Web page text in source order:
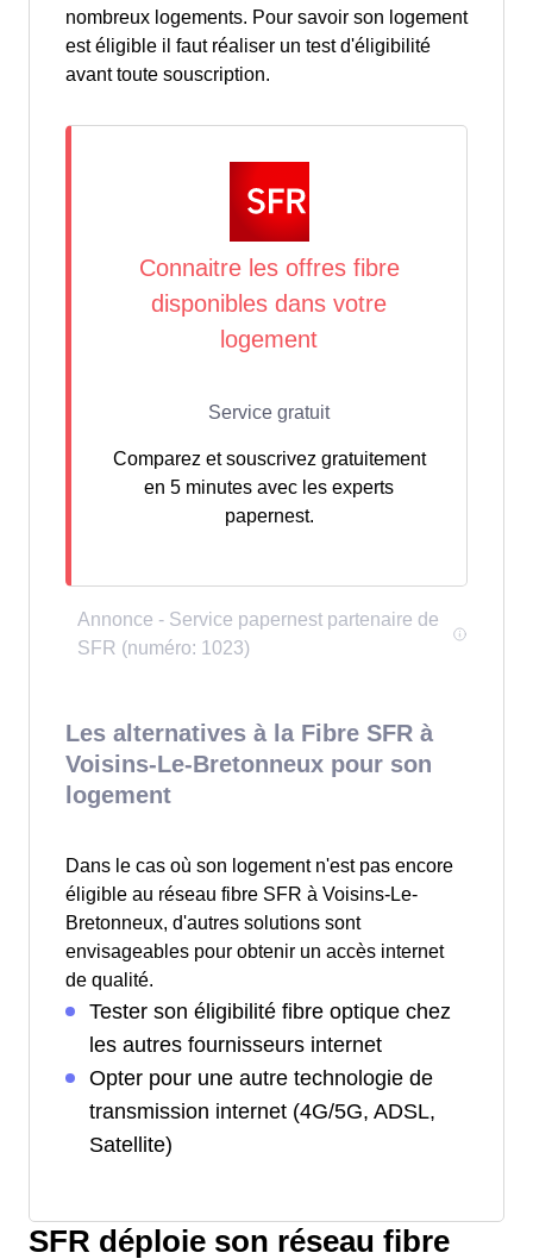
nombreux logements. Pour savoir son logement
est éligible il faut réaliser un test d'éligibilité
avant toute souscription.
Comparez et souscrivez gratuitement
en 5 minutes avec les experts
papernest.
Les alternatives à la Fibre SFR à
Voisins-Le-Bretonneux pour son
logement
Dans le cas où son logement n'est pas encore
éligible au réseau fibre SFR à Voisins-Le-
Bretonneux, d'autres solutions sont
envisageables pour obtenir un accès internet
de qualité.
Tester son éligibilité fibre optique chez
les autres fournisseurs internet
Opter pour une autre technologie de
transmission internet (4G/5G, ADSL,
Satellite)
SFR déploie son réseau fibre